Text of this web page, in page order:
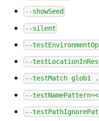
--showSeed
--silent
--
--
--testMatch glob1
--
--